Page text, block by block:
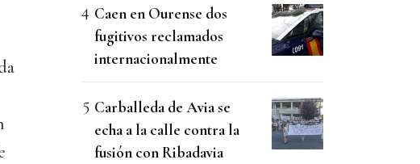
Caen en Ourense dos
fugitivos reclamados
internacionalmente
Carballeda de Avia se
echa a la calle contra la
fusión con Ribadavia